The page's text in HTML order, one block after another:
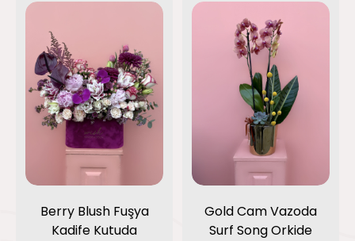
Berry Blush Fuşya
Kadife Kutuda
Gold Cam Vazoda
Surf Song Orkide